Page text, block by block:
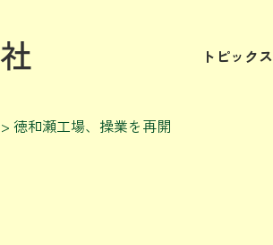
トピックス
>徳和瀬工場、操業を再開